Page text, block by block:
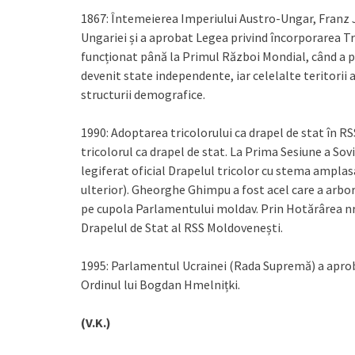
1867: Întemeierea Imperiului Austro-Ungar,
Ungariei și a aprobat Legea privind încorporarea
funcționat până la Primul Război Mondial, când a
devenit state independente, iar celelalte teritorii
structurii demografice.
1990: Adoptarea tricolorului ca drapel de stat în
tricolorul ca drapel de stat. La Prima Sesiune a
legiferat oficial Drapelul tricolor cu stema
ulterior). Gheorghe Ghimpu a fost acel care a
pe cupola Parlamentului moldav. Prin Hotărârea
Drapelul de Stat al RSS Moldovenești.
1995: Parlamentul Ucrainei (Rada Supremă) a
Ordinul lui Bogdan Hmelnițki.
(V.K.)